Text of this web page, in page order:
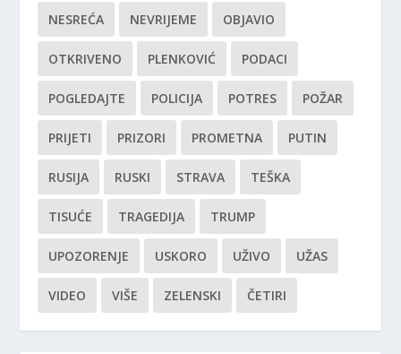
NESREĆA NEVRIJEME OBJAVIO
OTKRIVENO PLENKOVIĆ PODACI
POGLEDAJTE POLICIJA POTRES POŽAR
PRIJETI PRIZORI PROMETNA PUTIN
RUSIJA RUSKI STRAVA TEŠKA
TISUĆE TRAGEDIJA TRUMP
UPOZORENJE USKORO UŽIVO UŽAS
VIDEO VIŠE ZELENSKI ČETIRI